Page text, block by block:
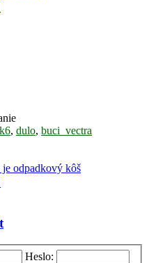
, dulo, buci_vectra
je odpadkový kôš
Heslo: